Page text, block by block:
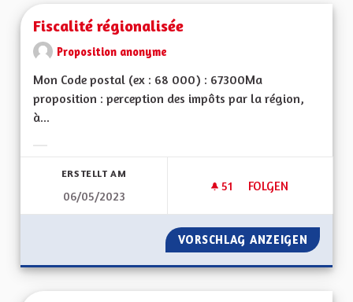
Fiscalité régionalisée
Proposition anonyme
Mon Code postal (ex : 68 000) : 67300Ma
proposition : perception des impôts par la région,
à...
ERSTELLT AM
06/05/2023
51 51 FOLLOWER
FOLGEN
FISCALITÉ
VORSCHLAG ANZEIGEN